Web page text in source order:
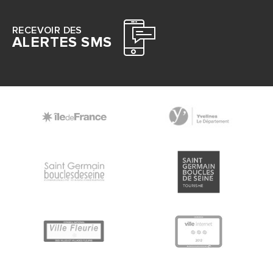
RECEVOIR DES
ALERTES SMS